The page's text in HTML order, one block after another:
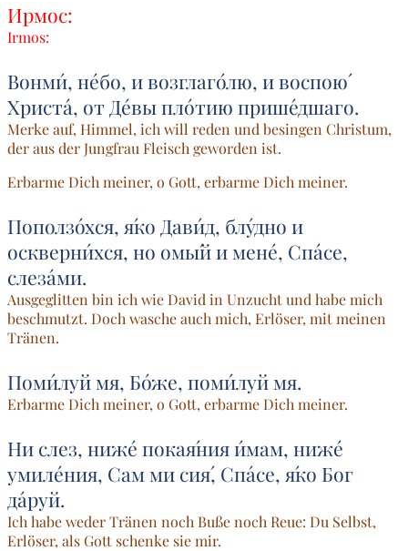
Ирмос:
Irmos:
Вонми́, не́бо, и возглаго́лю, и воспою́
Христа́, от Де́вы пло́тию прише́дшаго.
Merke auf, Himmel, ich will reden und besingen Christum,
der aus der Jungfrau Fleisch geworden ist.
Erbarme Dich meiner, o Gott, erbarme Dich meiner.
Поползо́хся, я́ко Дави́д, блу́дно и
оскверни́хся, но омы́й и мене́, Спа́се,
слеза́ми.
Ausgeglitten bin ich wie David in Unzucht und habe mich
beschmutzt. Doch wasche auch mich, Erlöser, mit meinen
Tränen.
Поми́луй мя, Бо́же, поми́луй мя.
Erbarme Dich meiner, o Gott, erbarme Dich meiner.
Ни слез, ниже́ покая́ния и́мам, ниже́
умиле́ния, Сам ми сия́, Спа́се, я́ко Бог
да́руй.
Ich habe weder Tränen noch Buße noch Reue: Du Selbst,
Erlöser, als Gott schenke sie mir.